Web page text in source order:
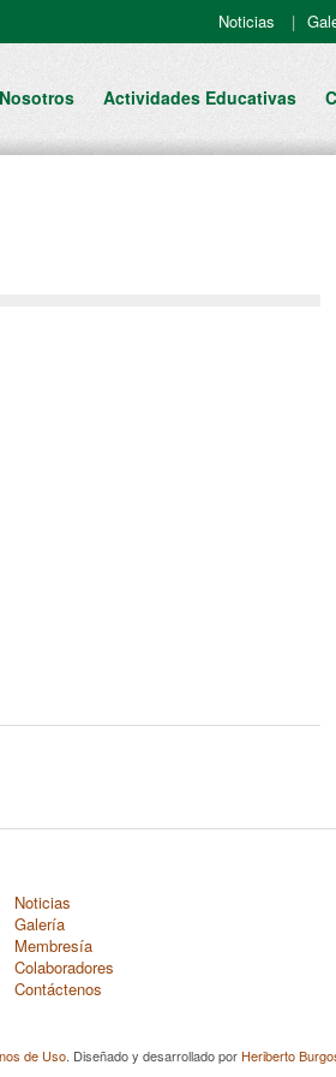
Noticias
Actividades Educativas
Noticias
Galería
Membresía
Colaboradores
Contáctenos
de Uso. Diseñado y desarrollado por Heriberto